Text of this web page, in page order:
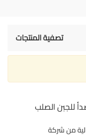
تصفية المنتجات
للجبن الصلب